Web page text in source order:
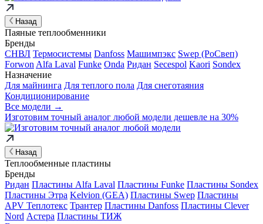
Назад
Паяные теплообменники
Бренды
СНВЛ Термосистемы Danfoss Машимпэкс Swep (РоСвеп)
Forwon Alfa Laval Funke Onda Ридан Secespol Kaori Sondex
Назначение
Для майнинга Для теплого пола Для снеготаяния
Кондиционирование
Все модели →
Изготовим точный аналог любой модели дешевле на 30%
Назад
Теплообменные пластины
Бренды
Ридан Пластины Alfa Laval Пластины Funke Пластины Sondex
Пластины Этра Kelvion (GEA) Пластины Swep Пластины
APV Теплотекс Трантер Пластины Danfoss Пластины Clever
Nord Астера Пластины ТИЖ